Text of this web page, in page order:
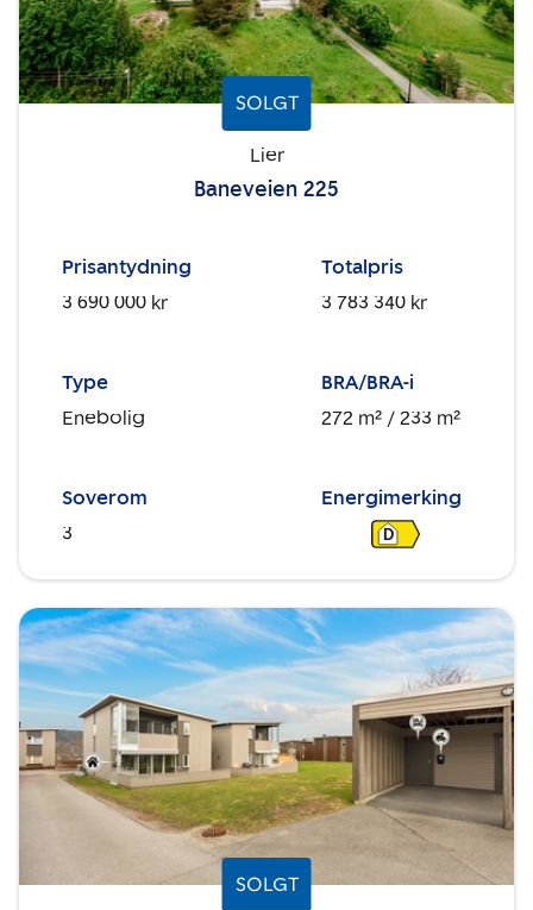
SOLGT
Lier
Baneveien 225
Prisantydning
3 690 000 kr
Totalpris
3 783 340 kr
Type
Enebolig
BRA/BRA-i
272 m² / 233 m²
Soverom
3
Energimerking
D
SOLGT